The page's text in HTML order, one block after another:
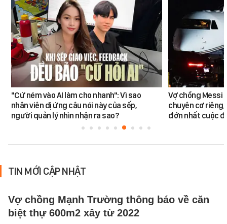
"Cứ ném vào AI làm cho nhanh": Vì sao
nhân viên dị ứng câu nói này của sếp,
người quản lý nhìn nhận ra sao?
Vợ chồng Messi
chuyên cơ
đớn nhất cuộc
TIN MỚI CẬP NHẬT
Vợ chồng Mạnh Trường thông báo về căn
biệt thự 600m2 xây từ 2022